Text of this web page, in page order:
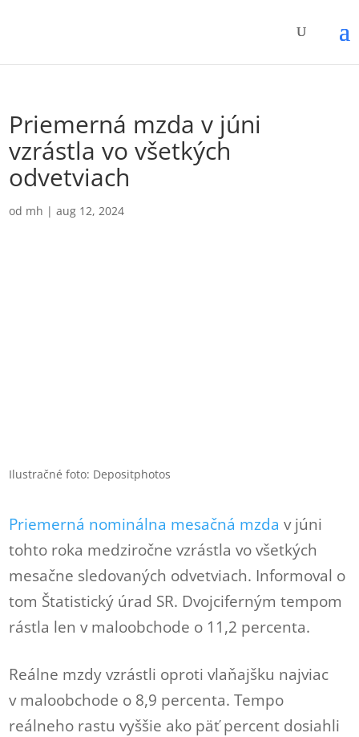
Priemerná mzda v júni
vzrástla vo všetkých
odvetviach
od mh |aug 12, 2024
Ilustračné foto: Depositphotos
Priemerná nominálna mesačná mzda v júni
tohto roka medziročne vzrástla vo všetkých
mesačne sledovaných odvetviach. Informoval o
tom Štatistický úrad SR. Dvojciferným tempom
rástla len v maloobchode o 11,2 percenta.
Reálne mzdy vzrástli oproti vlaňajšku najviac
v maloobchode o 8,9 percenta. Tempo
reálneho rastu vyššie ako päť percent dosiahli